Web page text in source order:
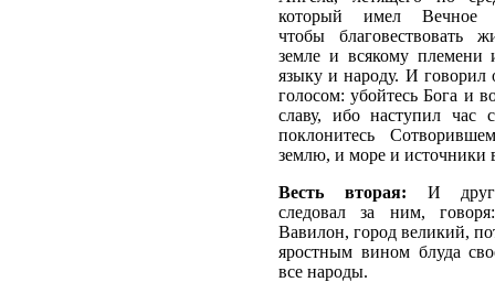
который имел Вечное
чтобы благовествовать
земле и всякому племени
языку и народу. И говорил
голосом: убойтесь Бога и
славу, ибо наступил час
поклонитесь
землю, и море и источники
Весть вторая: И
следовал за ним,
Вавилон, город великий,
яростным вином блуда
все народы.